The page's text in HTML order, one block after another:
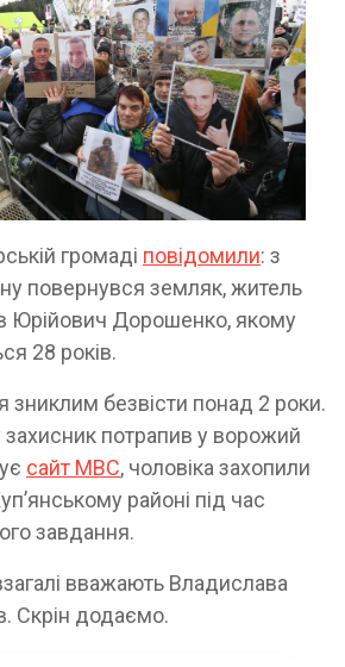
громаді повідомили: з
повернувся земляк, житель
Юрійович Дорошенко, якому
28 років.
зниклим безвісти понад 2 роки.
захисник потрапив у ворожий
сайт МВС, чоловіка захопили
районі під час
завдання.
вважають Владислава
Скрін додаємо.